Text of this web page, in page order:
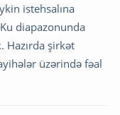
istehsalına
Ku diapazonunda
Hazırda şirkət
üzərində fəal